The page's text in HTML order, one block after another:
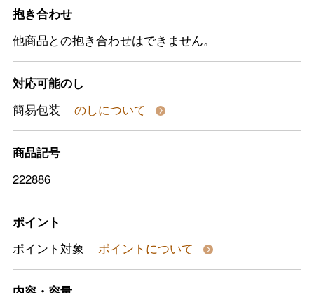
抱き合わせ
他商品との抱き合わせはできません。
対応可能のし
簡易包装
のしについて
商品記号
222886
ポイント
ポイント対象
ポイントについて